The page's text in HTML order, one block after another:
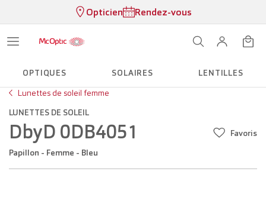
Opticien Rendez-vous
OPTIQUES SOLAIRES
LENTILLES
Lunettes de soleil femme
LUNETTES DE SOLEIL
DbyD 0DB4051
Papillon - Femme - Bleu
Favoris